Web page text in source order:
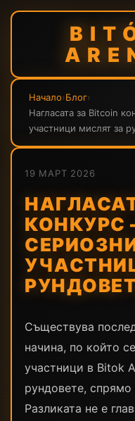
Начало›Блог›
Нагласата за Bitcoin
участници мислят за
19 МАРТ 2026
КОНКУРС
Съществува
начина, по който
участници в Bitok
рундовете, спрямо
Разликата не е